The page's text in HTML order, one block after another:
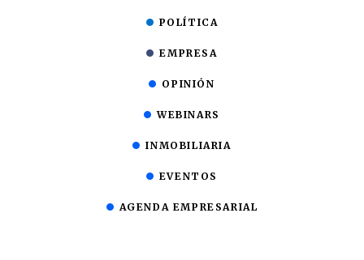
POLÍTICA
EMPRESA
OPINIÓN
WEBINARS
INMOBILIARIA
EVENTOS
AGENDA EMPRESARIAL